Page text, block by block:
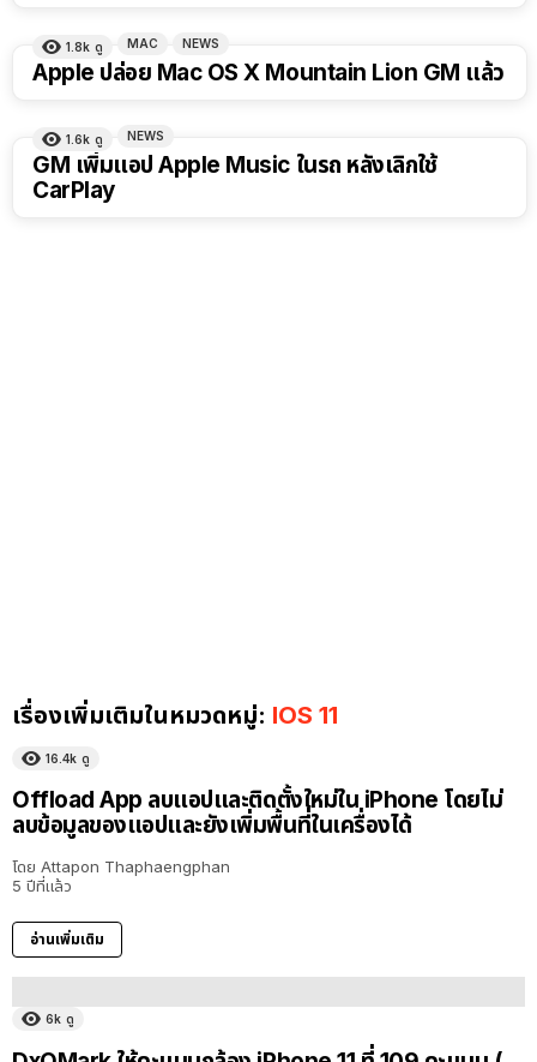
1.8k ดู MAC NEWS
Apple ปล่อย Mac OS X Mountain Lion GM แล้ว
1.6k ดู NEWS
GM เพิ่มแอป Apple Music ในรถ หลังเลิกใช้
CarPlay
เรื่องเพิ่มเติมในหมวดหมู่: IOS 11
16.4k ดู
Offload App ลบแอปและติดตั้งใหม่ใน iPhone โดยไม่
ลบข้อมูลของแอปและยังเพิ่มพื้นที่ในเครื่องได้
โดย Attapon Thaphaengphan
5 ปีที่แล้ว
อ่านเพิ่มเติม
6k ดู